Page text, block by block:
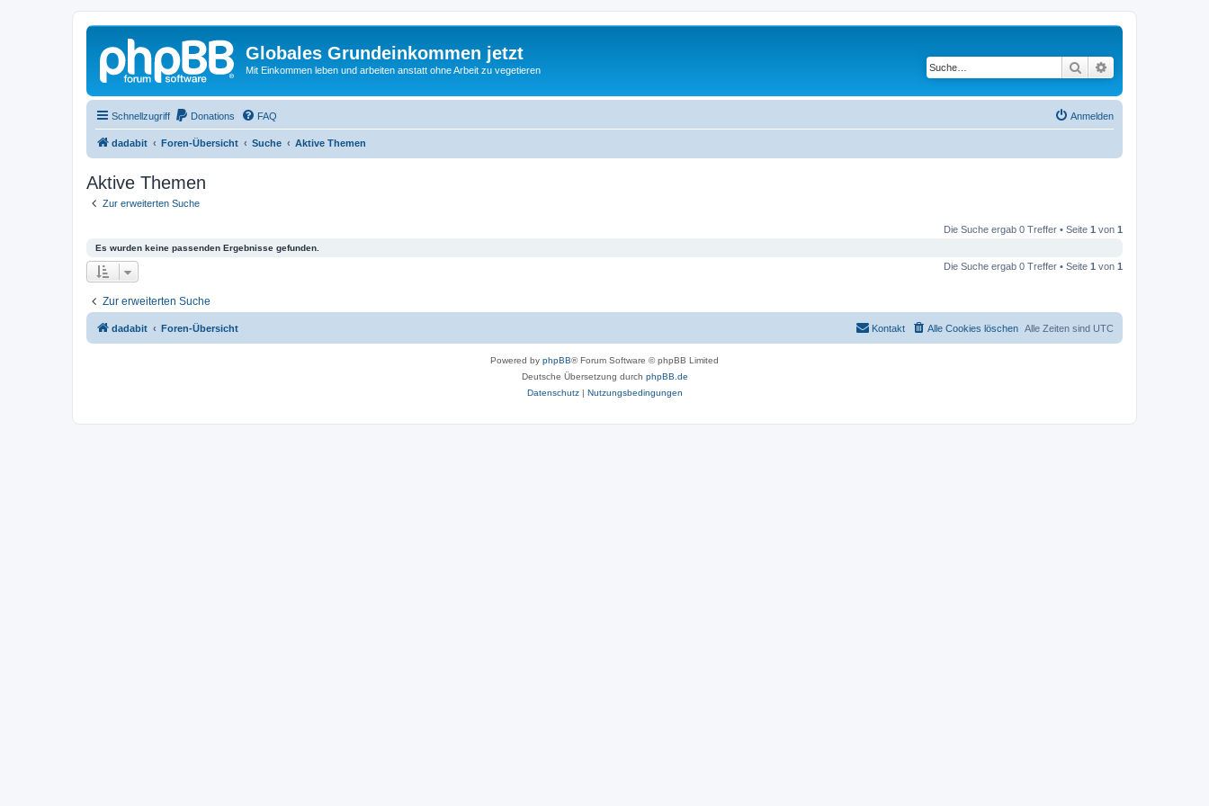
Globales Grundeinkommen jetzt
Mit Einkommen leben und arbeiten anstatt ohne Arbeit zu vegetieren Suche
Schnellzugriff Donations FAQ Anmelden
dadabit Foren-Übersicht Suche Aktive Themen
Aktive Themen
Zur erweiterten Suche
Die Suche ergab 0 Treffer • Seite 1 von 1
Es wurden keine passenden Ergebnisse gefunden.
Die Suche ergab 0 Treffer • Seite 1 von 1
Zur erweiterten Suche
dadabit Foren-Übersicht Alle Zeiten sind UTC
Alle Cookies löschen
Kontakt
Powered by phpBB® Forum Software © phpBB Limited
Deutsche Übersetzung durch phpBB.de
Datenschutz| Nutzungsbedingungen